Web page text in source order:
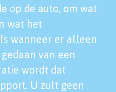
op de auto, om wat
wat het
wanneer er alleen
van een
wordt dat
U zult geen